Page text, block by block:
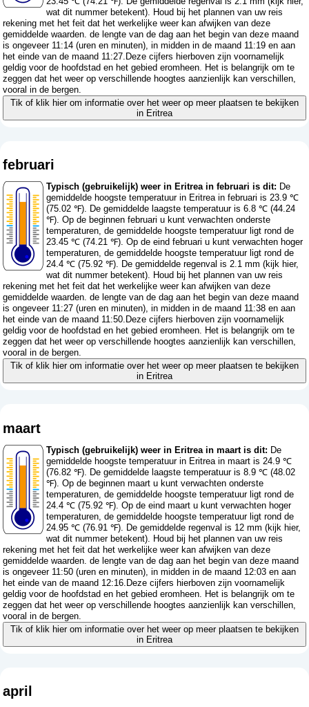
wat dit nummer betekent). Houd bij het plannen van uw reis
rekening met het feit dat het werkelijke weer kan afwijken van deze
gemiddelde waarden. de lengte van de dag aan het begin van deze maand
is ongeveer 11:14 (uren en minuten), in midden in de maand 11:19 en aan
het einde van de maand 11:27.Deze cijfers hierboven zijn voornamelijk
geldig voor de hoofdstad en het gebied eromheen. Het is belangrijk om te
zeggen dat het weer op verschillende hoogtes aanzienlijk kan verschillen,
vooral in de bergen.
Tik of klik hier om informatie over het weer op meer plaatsen te bekijken
in Eritrea
februari
Typisch (gebruikelijk) weer in Eritrea in februari is dit: De
gemiddelde hoogste temperatuur in Eritrea in februari is 23.9 ℃
(75.02 ℉). De gemiddelde laagste temperatuur is 6.8 ℃ (44.24
℉). Op de beginnen februari u kunt verwachten onderste
temperaturen, de gemiddelde hoogste temperatuur ligt rond de
23.45 ℃ (74.21 ℉). Op de eind februari u kunt verwachten hoger
temperaturen, de gemiddelde hoogste temperatuur ligt rond de
24.4 ℃ (75.92 ℉). De gemiddelde regenval is 2.1 mm (kijk hier,
wat dit nummer betekent). Houd bij het plannen van uw reis
rekening met het feit dat het werkelijke weer kan afwijken van deze
gemiddelde waarden. de lengte van de dag aan het begin van deze maand
is ongeveer 11:27 (uren en minuten), in midden in de maand 11:38 en aan
het einde van de maand 11:50.Deze cijfers hierboven zijn voornamelijk
geldig voor de hoofdstad en het gebied eromheen. Het is belangrijk om te
zeggen dat het weer op verschillende hoogtes aanzienlijk kan verschillen,
vooral in de bergen.
Tik of klik hier om informatie over het weer op meer plaatsen te bekijken
in Eritrea
maart
Typisch (gebruikelijk) weer in Eritrea in maart is dit: De
gemiddelde hoogste temperatuur in Eritrea in maart is 24.9 ℃
(76.82 ℉). De gemiddelde laagste temperatuur is 8.9 ℃ (48.02
℉). Op de beginnen maart u kunt verwachten onderste
temperaturen, de gemiddelde hoogste temperatuur ligt rond de
24.4 ℃ (75.92 ℉). Op de eind maart u kunt verwachten hoger
temperaturen, de gemiddelde hoogste temperatuur ligt rond de
24.95 ℃ (76.91 ℉). De gemiddelde regenval is 12 mm (kijk hier,
wat dit nummer betekent). Houd bij het plannen van uw reis
rekening met het feit dat het werkelijke weer kan afwijken van deze
gemiddelde waarden. de lengte van de dag aan het begin van deze maand
is ongeveer 11:50 (uren en minuten), in midden in de maand 12:03 en aan
het einde van de maand 12:16.Deze cijfers hierboven zijn voornamelijk
geldig voor de hoofdstad en het gebied eromheen. Het is belangrijk om te
zeggen dat het weer op verschillende hoogtes aanzienlijk kan verschillen,
vooral in de bergen.
Tik of klik hier om informatie over het weer op meer plaatsen te bekijken
in Eritrea
april